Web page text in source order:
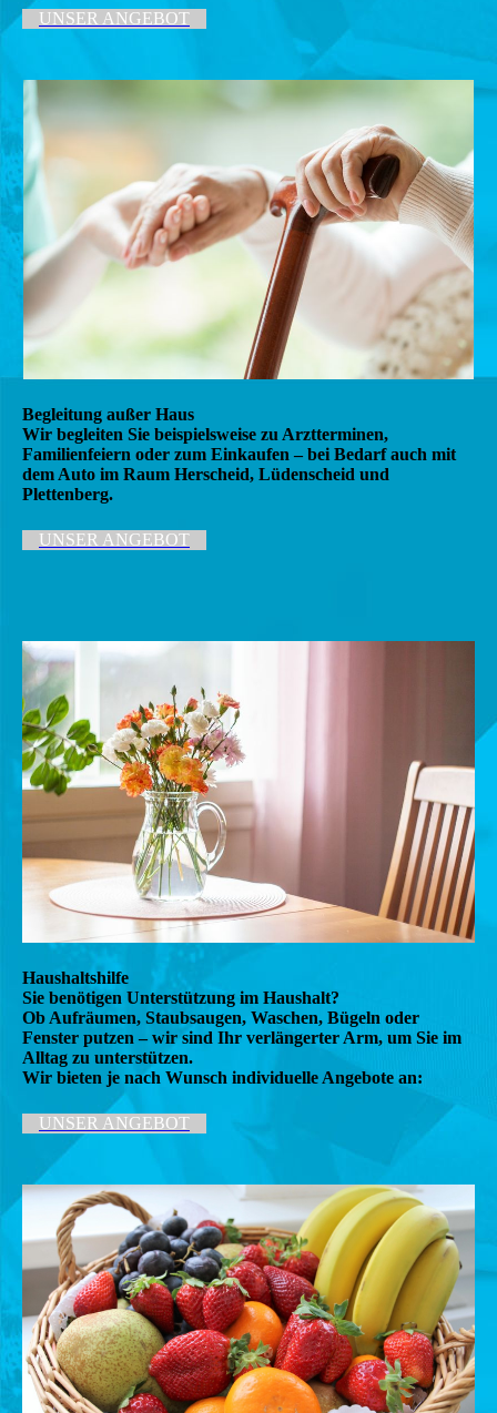
UNSER ANGEBOT
Begleitung außer Haus
Wir begleiten Sie beispielsweise zu Arztterminen,
Familienfeiern oder zum Einkaufen – bei Bedarf auch mit
dem Auto im Raum Herscheid, Lüdenscheid und
Plettenberg.
UNSER ANGEBOT
Haushaltshilfe
Sie benötigen Unterstützung im Haushalt?
Ob Aufräumen, Staubsaugen, Waschen, Bügeln oder
Fenster putzen – wir sind Ihr verlängerter Arm, um Sie im
Alltag zu unterstützen.
Wir bieten je nach Wunsch individuelle Angebote an:
UNSER ANGEBOT